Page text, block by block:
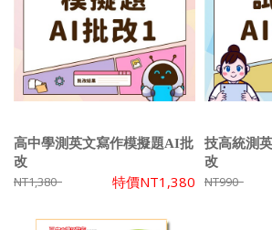
高中學測英文寫作模擬題AI批
改
NT1,380 特價NT1,380
技高統測
改
NT990